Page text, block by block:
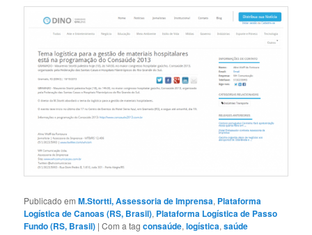
Publicado em M.Stortti, Assessoria de Imprensa, Plataforma
Logística de Canoas (RS, Brasil), Plataforma Logística de Passo
Fundo (RS, Brasil) |Com a tagconsaúde,logística,saúde